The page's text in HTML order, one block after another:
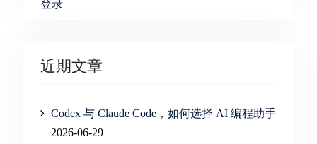
登录
近期文章
Codex 与 Claude Code，如何选择 AI 编程助手
2026-06-29